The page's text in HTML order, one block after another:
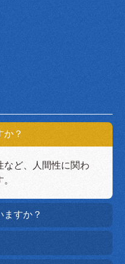
か？
など、人間性に関わ
すか？